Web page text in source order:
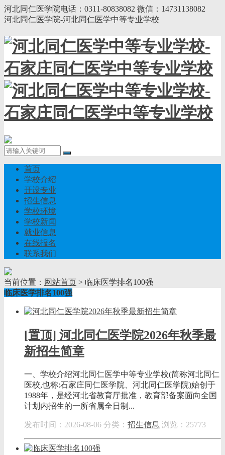
河北同仁医学院电话：0311-80838082 微信：14731138082
河北同仁医学院-河北同仁医学中等专业学校
首页
学校介绍
开设专业
招生信息
学校环境
学校新闻
就业信息
在线报名
联系我们
当前位置： 网站首页 > 临床医学排名100强
临床医学排名100强
[置顶] 河北同仁医学院2026年秋季最
新招生简章
一、学校介绍河北同仁医学中等专业学校(简称河北同仁
医校,也称:石家庄同仁医学院、河北同仁医学院)始创于
1988年，是经河北省教育厅批准，教育部备案面向全国
计划内招生的一所省属全日制...
发布时间：2026-08-06 分类： 招生信息 浏览：25773